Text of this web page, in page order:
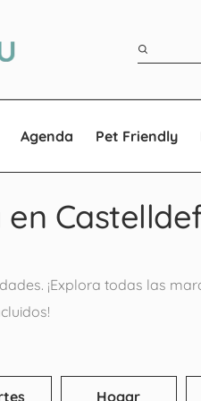
Agenda Pet Friendly
¡Explora todas las
Hogar